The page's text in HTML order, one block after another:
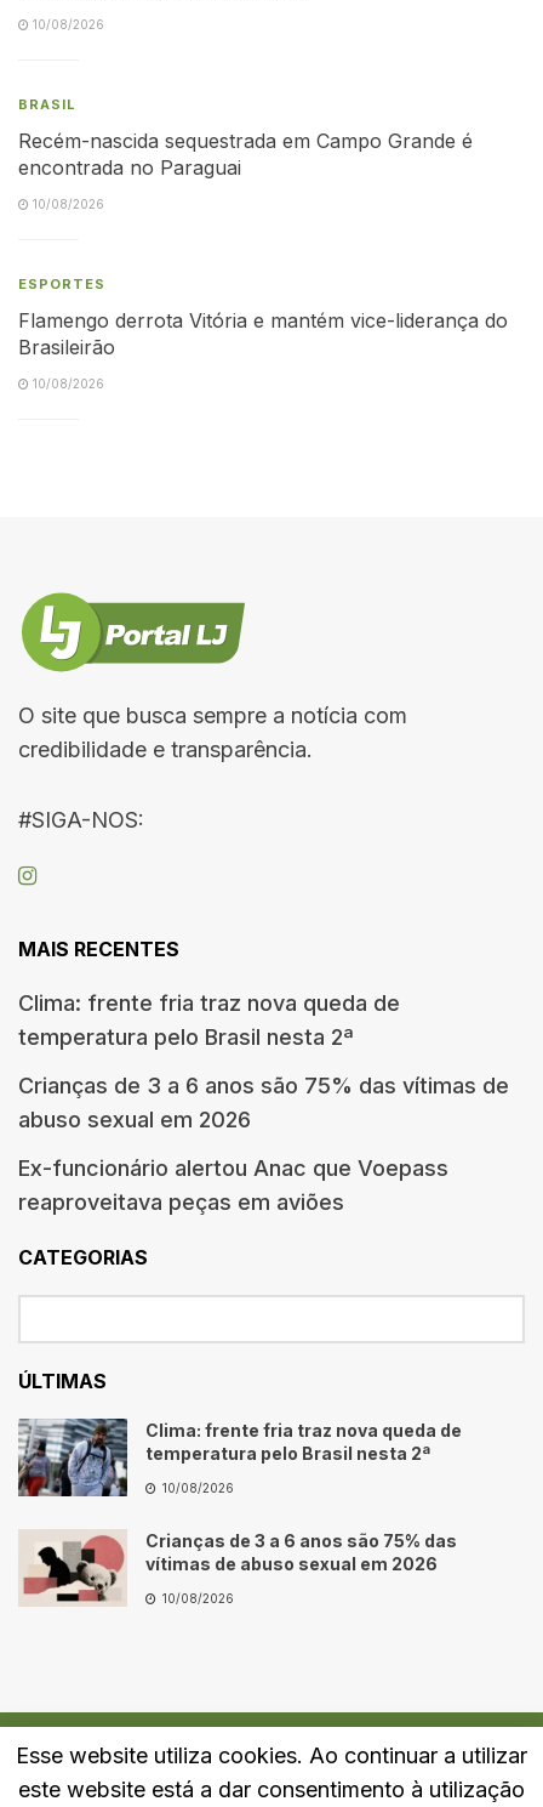
10/08/2026
BRASIL
Recém-nascida sequestrada em Campo Grande é
encontrada no Paraguai
10/08/2026
ESPORTES
Flamengo derrota Vitória e mantém vice-liderança do
Brasileirão
10/08/2026
O site que busca sempre a notícia com
credibilidade e transparência.
#SIGA-NOS:
MAIS RECENTES
Clima: frente fria traz nova queda de
temperatura pelo Brasil nesta 2ª
Crianças de 3 a 6 anos são 75% das vítimas de
abuso sexual em 2026
Ex-funcionário alertou Anac que Voepass
reaproveitava peças em aviões
CATEGORIAS
ÚLTIMAS
Clima: frente fria traz nova queda de
temperatura pelo Brasil nesta 2ª
10/08/2026
Crianças de 3 a 6 anos são 75% das
vítimas de abuso sexual em 2026
10/08/2026
Quem Somos Fale Conosco Política de Privacidade
Esse website utiliza cookies. Ao continuar a utilizar
este website está a dar consentimento à utilização